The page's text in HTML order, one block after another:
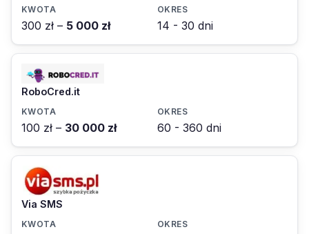
300 zł – 5 000 zł 14 - 30 dni
RoboCred.it
100 zł – 30 000 zł 60 - 360 dni
Via SMS